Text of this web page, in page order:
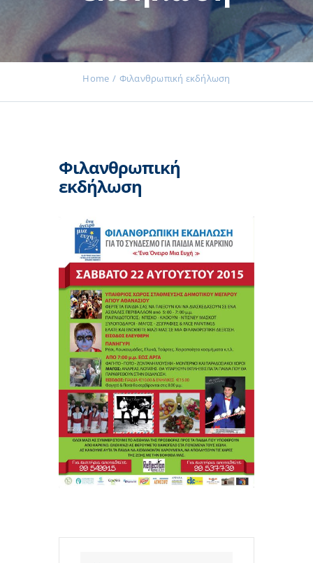
Εκδηλώσεις
Προϊόντα
Επικοινωνία
Εισφορές
Home Φιλανθρωπική εκδήλωση
Φιλανθρωπική
εκδήλωση